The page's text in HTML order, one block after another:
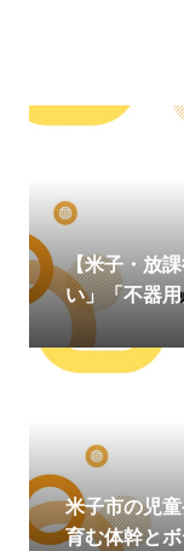
【米子・放
い」「不器
感覚統合と
米子市の児
育む体幹と